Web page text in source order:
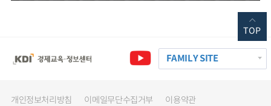
FAMILY SITE
개인정보처리방침 이메일무단수집거부 이용약관
TOP